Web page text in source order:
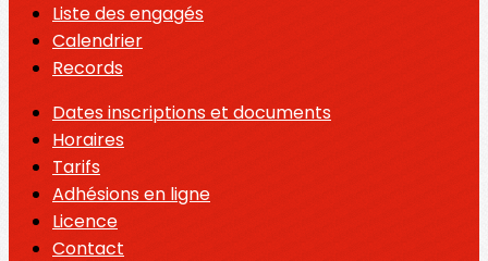
Liste des engagés
Calendrier
Records
Dates inscriptions et documents
Horaires
Tarifs
Adhésions en ligne
Licence
Contact